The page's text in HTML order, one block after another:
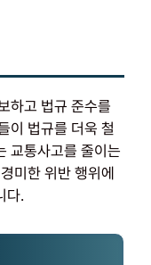
하고 법규 준수를
이 법규를 더욱 철
교통사고를 줄이는
미한 위반 행위에
다.